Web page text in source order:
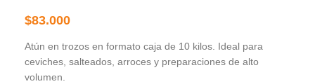
$83.000
Atún en trozos en formato caja de 10 kilos. Ideal para
ceviches, salteados, arroces y preparaciones de alto
volumen.